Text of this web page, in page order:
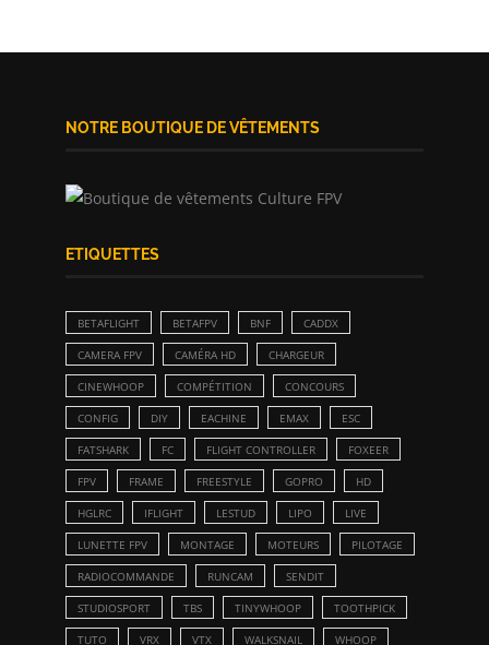
NOTRE BOUTIQUE DE VÊTEMENTS
ETIQUETTES
BETAFLIGHT BETAFPV BNF CADDX
CAMERA FPV CAMÉRA HD CHARGEUR
CINEWHOOP COMPÉTITION CONCOURS
CONFIG DIY EACHINE EMAX ESC
FATSHARK FC FLIGHT CONTROLLER FOXEER
FPV FRAME FREESTYLE GOPRO HD
HGLRC IFLIGHT LESTUD LIPO LIVE
LUNETTE FPV MONTAGE MOTEURS PILOTAGE
RADIOCOMMANDE RUNCAM SENDIT
STUDIOSPORT TBS TINYWHOOP TOOTHPICK
TUTO VRX VTX WALKSNAIL WHOOP